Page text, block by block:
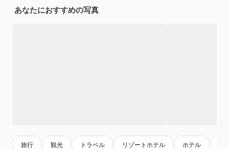
あなたにおすすめの写真
旅行 観光 トラベル リゾートホテル ホテル